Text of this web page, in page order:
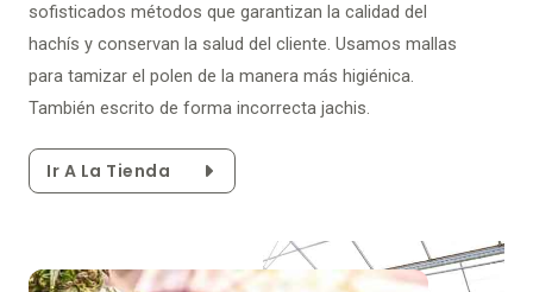
sofisticados métodos que garantizan la calidad del
hachís y conservan la salud del cliente. Usamos mallas
para tamizar el polen de la manera más higiénica.
También escrito de forma incorrecta jachis.
Ir A La Tienda